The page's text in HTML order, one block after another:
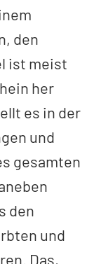
den
ist meist
her
es in der
und
gesamten
den
und
Das,